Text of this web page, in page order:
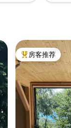
热门「房客推荐」
房客推荐